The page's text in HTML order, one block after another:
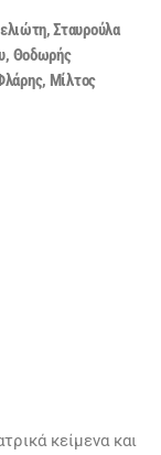
Σταυρούλα
Θοδωρής
Μίλτος
κείμενα και